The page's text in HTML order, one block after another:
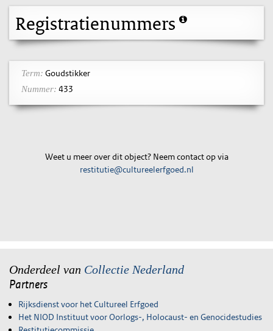
Registratienummers
Term: Goudstikker
Nummer: 433
Weet u meer over dit object? Neem contact op via
restitutie@cultureelerfgoed.nl
Onderdeel van Collectie Nederland
Partners
Rijksdienst voor het Cultureel Erfgoed
Het NIOD Instituut voor Oorlogs-, Holocaust- en Genocidestudies